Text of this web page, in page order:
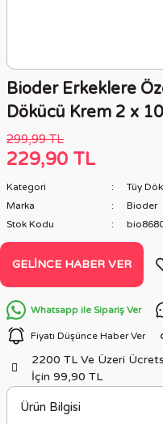
Bioder Erkeklere
Dökücü Krem 2 x
299,99 TL
229,90 TL
Kategori
Tüy
Marka
Bioder
Stok Kodu
GELINCE HABER VER
Whatsapp ile Sipariş Ver
Fiyatı Düşünce Haber Ver
2200 TL Ve Üzeri
İçin 99,90 TL
Ürün Bilgisi